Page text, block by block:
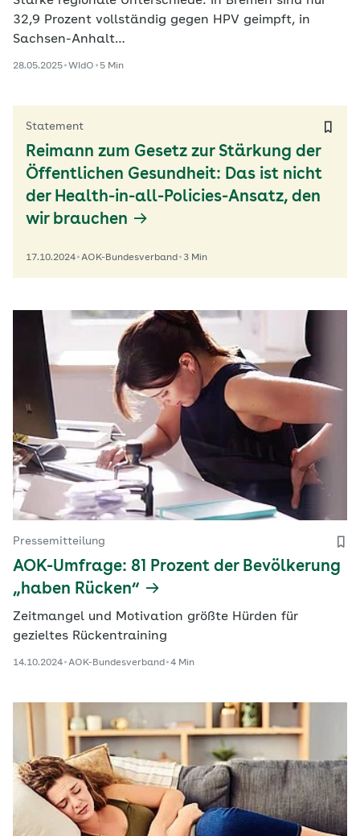
32,9 Prozent vollständig gegen HPV geimpft, in
Sachsen-Anhalt…
28.05.2025 WIdO 5 Min
Statement
Reimann zum Gesetz zur Stärkung der
Öffentlichen Gesundheit: Das ist nicht
der Health-in-all-Policies-Ansatz, den
wir brauchen
17.10.2024 AOK-Bundesverband 3 Min
Pressemitteilung
AOK-Umfrage: 81 Prozent der Bevölkerung
„haben Rücken“
Zeitmangel und Motivation größte Hürden für
gezieltes Rückentraining
14.10.2024 AOK-Bundesverband 4 Min